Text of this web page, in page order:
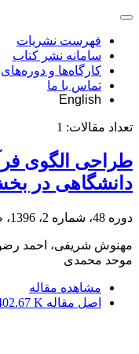
فهرست نشریات
سامانه نشر کتاب
کارگاه‌ها و
تماس با ما
English
تعداد مقالات: 1
طراحی الگوی
دانشگاهی در
دوره 48، شماره 2، 1396، صفحه
مهنوش شریفی، احمد
موحد محمدی
مشاهده مقاله
اصل مقاله K